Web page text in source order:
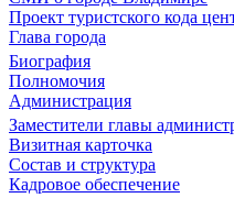
Проект туристского кода
Глава города
Биография
Полномочия
Администрация
Заместители главы
Визитная карточка
Состав и структура
Кадровое обеспечение